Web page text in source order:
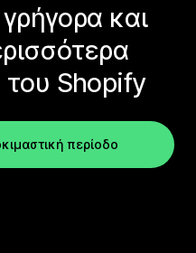
και
Shopify
περίοδο